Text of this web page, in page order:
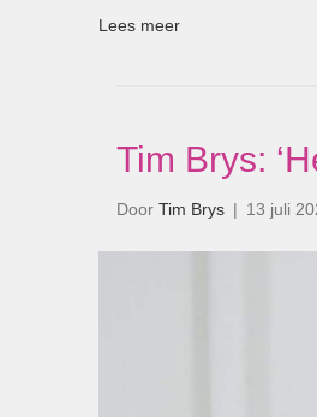
Lees meer
Tim Brys:
Door Tim Brys | 13 juli